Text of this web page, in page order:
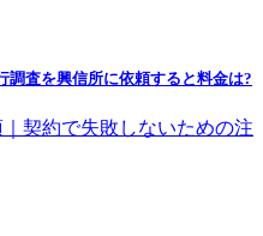
査を興信所に依頼すると料金は?